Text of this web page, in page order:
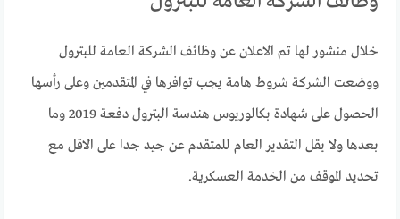
خلال منشور لها تم الاعلان عن وظائف الشركة العامة للبترول
ووضعت الشركة شروط هامة يجب توافرها في المتقدمين وعلى رأسها
الحصول على شهادة بكالوريوس هندسة البترول دفعة 2019 وما
بعدها ولا يقل التقدير العام للمتقدم عن جيد جدا على الاقل مع
تحديد الموقف من الخدمة العسكرية.